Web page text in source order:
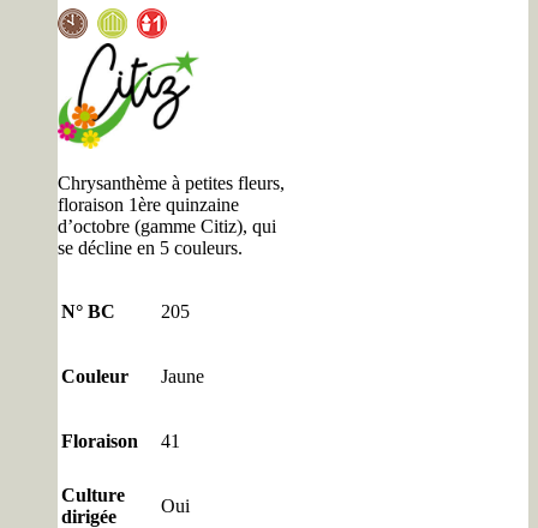
Chrysanthème à petites fleurs,
floraison 1ère quinzaine
d’octobre (gamme Citiz), qui
se décline en 5 couleurs.
N° BC 205
Couleur Jaune
Floraison 41
Culture
dirigée
Oui